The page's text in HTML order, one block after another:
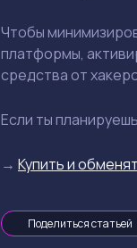
Чтобы
платформы,
средства от
Если ты
→ Купить и
Поделиться статьей